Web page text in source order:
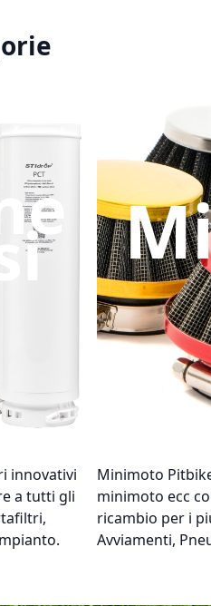
innovativi
a tutti gli
Minimoto
minimoto ecc
ricambio per i
Avviamenti,